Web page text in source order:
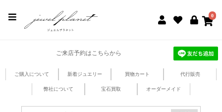
0
ご来店予約はこちらから
ご購入について 新着ジュエリー 買物カート 代行販売
弊社について 宝石買取 オーダーメイド